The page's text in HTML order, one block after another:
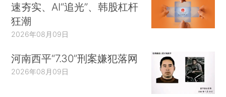
速夯实、AI“追光”、韩股杠杆
狂潮
2026年08月09日
河南西平“7.30”刑案嫌犯落网
2026年08月09日